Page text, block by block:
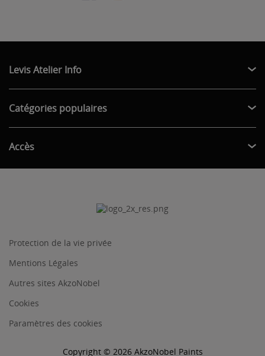
Levis Atelier Info
Catégories populaires
Accès
Protection de la vie privée
Mentions Légales
Autres sites AkzoNobel
Cookies
Paramètres des cookies
Copyright © 2026 AkzoNobel Paints